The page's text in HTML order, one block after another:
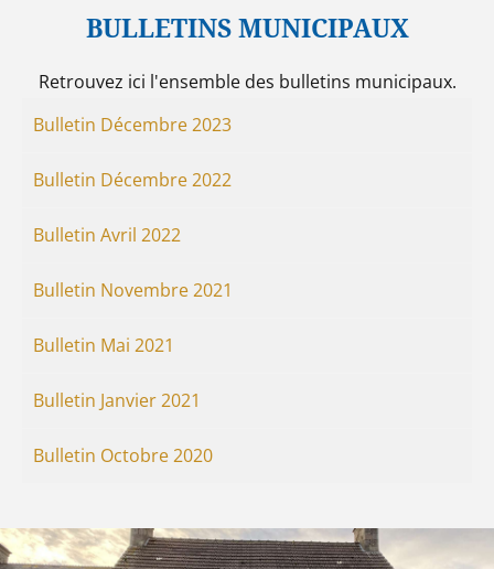
BULLETINS MUNICIPAUX
Retrouvez ici l'ensemble des bulletins municipaux.
Bulletin Décembre 2023
Bulletin Décembre 2022
Bulletin Avril 2022
Bulletin Novembre 2021
Bulletin Mai 2021
Bulletin Janvier 2021
Bulletin Octobre 2020